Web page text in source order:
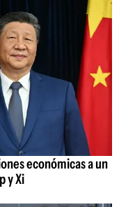
económicas a un
y Xi